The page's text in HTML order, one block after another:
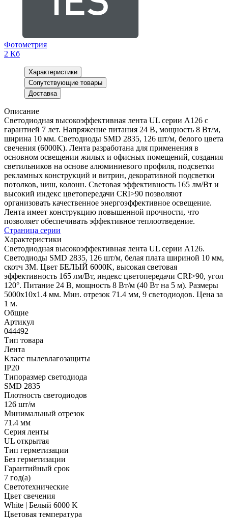
Фотометрия
2 Кб
Характеристики
Сопутствующие товары
Доставка
Описание
Светодиодная высокоэффективная лента UL серии A126 с
гарантией 7 лет. Напряжение питания 24 В, мощность 8 Вт/м,
ширина 10 мм. Светодиоды SMD 2835, 126 шт/м, белого цвета
свечения (6000K). Лента разработана для применения в
основном освещении жилых и офисных помещений, создания
светильников на основе алюминиевого профиля, подсветки
рекламных конструкций и витрин, декоративной подсветки
потолков, ниш, колонн. Световая эффективность 165 лм/Вт и
высокий индекс цветопередачи CRI>90 позволяют
организовать качественное энергоэффективное освещение.
Лента имеет конструкцию повышенной прочности, что
позволяет обеспечивать эффективное теплоотведение.
Страница серии
Характеристики
Светодиодная высокоэффективная лента UL серии A126.
Светодиоды SMD 2835, 126 шт/м, белая плата шириной 10 мм,
скотч 3M. Цвет БЕЛЫЙ 6000K, высокая световая
эффективность 165 лм/Вт, индекс цветопередачи CRI>90, угол
120°. Питание 24 В, мощность 8 Вт/м (40 Вт на 5 м). Размеры
5000x10x1.4 мм. Мин. отрезок 71.4 мм, 9 светодиодов. Цена за
1 м.
Общие
Артикул
044492
Тип товара
Лента
Класс пылевлагозащиты
IP20
Типоразмер светодиода
SMD 2835
Плотность светодиодов
126 шт/м
Минимальный отрезок
71.4 мм
Серия ленты
UL открытая
Тип герметизации
Без герметизации
Гарантийный срок
7 год(а)
Светотехнические
Цвет свечения
White | Белый 6000 K
Цветовая температура